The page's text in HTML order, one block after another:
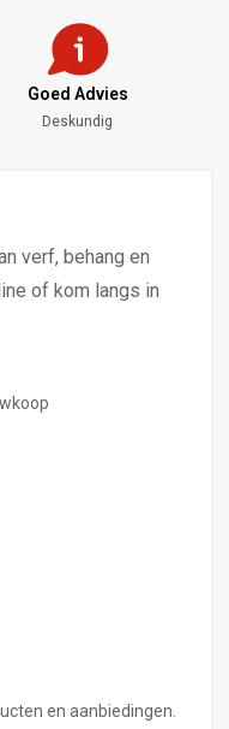
Goed Advies
Deskundig
verf, behang en
of kom langs in
en aanbiedingen.